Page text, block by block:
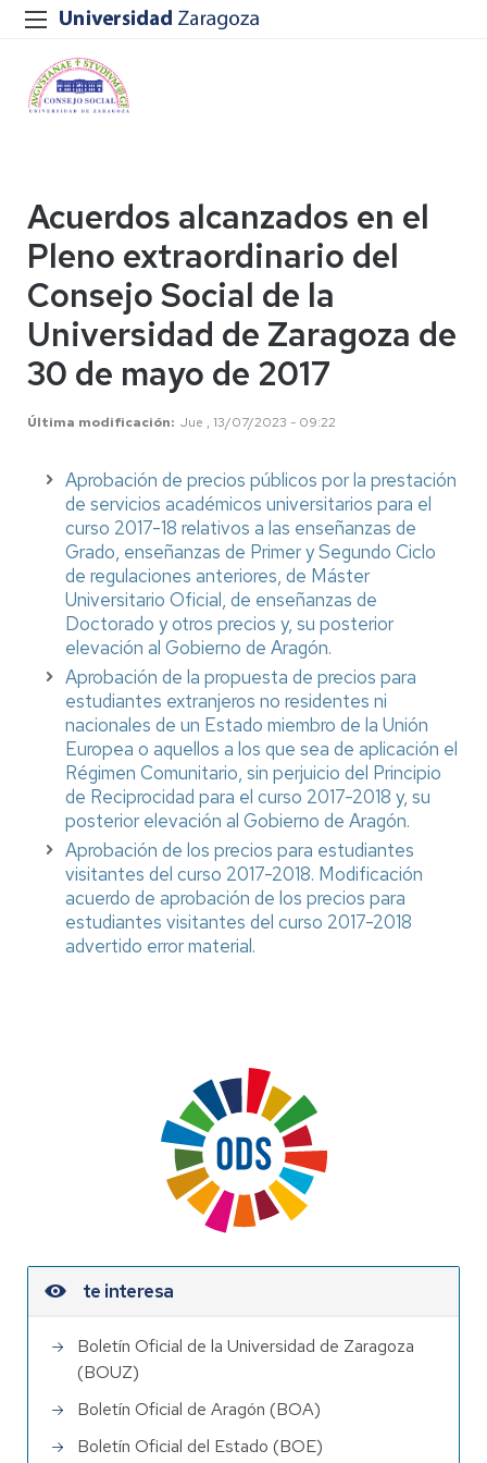
Acuerdos alcanzados en el
Pleno extraordinario del
Consejo Social de la
Universidad de Zaragoza de
30 de mayo de 2017
Última modificación Jue , 13/07/2023 - 09:22
Aprobación de precios públicos por la prestación
de servicios académicos universitarios para el
curso 2017-18 relativos a las enseñanzas de
Grado, enseñanzas de Primer y Segundo Ciclo
de regulaciones anteriores, de Máster
Universitario Oficial, de enseñanzas de
Doctorado y otros precios y, su posterior
elevación al Gobierno de Aragón.
Aprobación de la propuesta de precios para
estudiantes extranjeros no residentes ni
nacionales de un Estado miembro de la Unión
Europea o aquellos a los que sea de aplicación el
Régimen Comunitario, sin perjuicio del Principio
de Reciprocidad para el curso 2017-2018 y, su
posterior elevación al Gobierno de Aragón.
Aprobación de los precios para estudiantes
visitantes del curso 2017-2018. Modificación
acuerdo de aprobación de los precios para
estudiantes visitantes del curso 2017-2018
advertido error material.
te interesa
Boletín Oficial de la Universidad de Zaragoza
(BOUZ)
Boletín Oficial de Aragón (BOA)
Boletín Oficial del Estado (BOE)